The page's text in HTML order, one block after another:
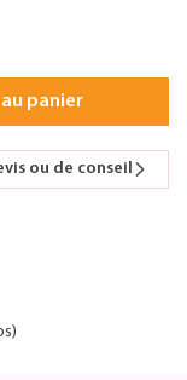
panier
ou de conseil